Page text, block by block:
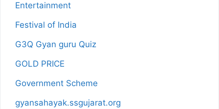
Entertainment
Festival of India
G3Q Gyan guru Quiz
GOLD PRICE
Government Scheme
gyansahayak.ssgujarat.org